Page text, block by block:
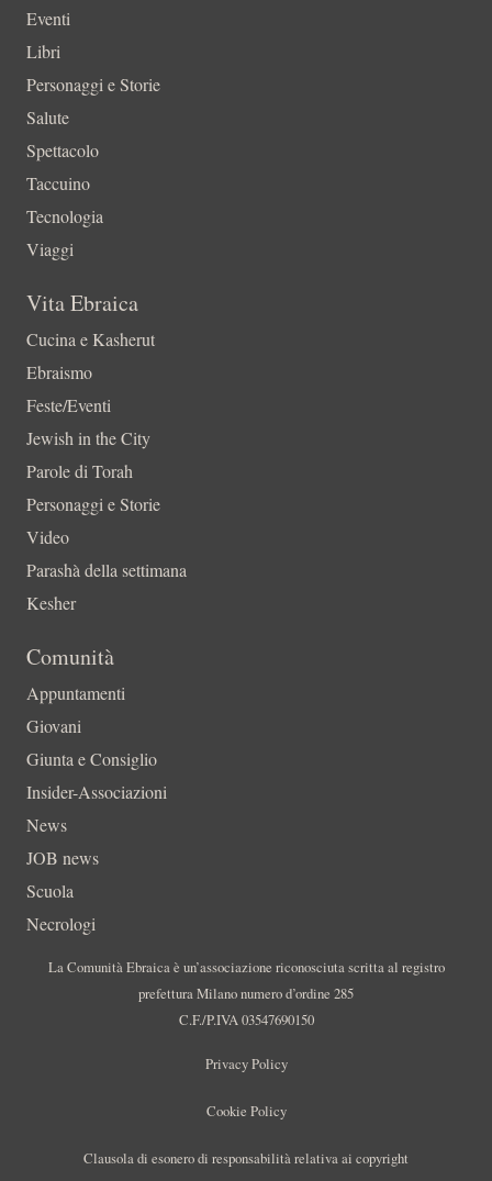
Eventi
Libri
Personaggi e Storie
Salute
Spettacolo
Taccuino
Tecnologia
Viaggi
Vita Ebraica
Cucina e Kasherut
Ebraismo
Feste/Eventi
Jewish in the City
Parole di Torah
Personaggi e Storie
Video
Parashà della settimana
Kesher
Comunità
Appuntamenti
Giovani
Giunta e Consiglio
Insider-Associazioni
News
JOB news
Scuola
Necrologi
La Comunità Ebraica è un’associazione riconosciuta scritta al registro
prefettura Milano numero d’ordine 285
C.F./P.IVA 03547690150
Privacy Policy
Cookie Policy
Clausola di esonero di responsabilità relativa ai copyright